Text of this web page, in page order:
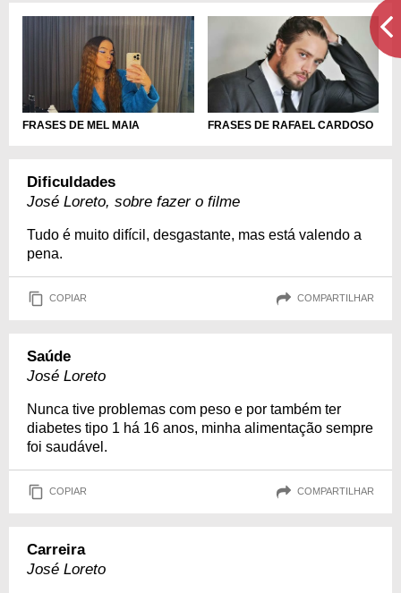
FRASES DE MEL MAIA FRASES DE RAFAEL CARDOSO
Dificuldades
José Loreto, sobre fazer o filme
Tudo é muito difícil, desgastante, mas está valendo a
pena.
COPIAR COMPARTILHAR
Saúde
José Loreto
Nunca tive problemas com peso e por também ter
diabetes tipo 1 há 16 anos, minha alimentação sempre
foi saudável.
COPIAR COMPARTILHAR
Carreira
José Loreto